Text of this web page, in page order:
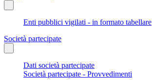
Enti pubblici vigilati - in formato tabellare
Società partecipate
Dati società partecipate
Società partecipate - Provvedimenti